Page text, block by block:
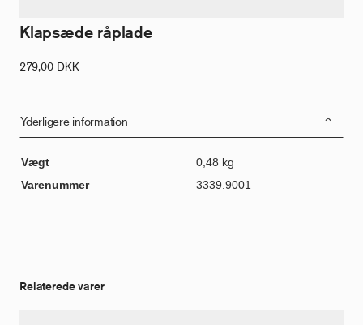
Klapsæde råplade
279,00 DKK
Yderligere information
Vægt
0,48 kg
Varenummer
3339.9001
Relaterede varer